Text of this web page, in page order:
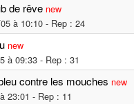
de rêve new
à 10:10 - Rep : 24
new
à 09:33 - Rep : 31
contre les mouches new
23:01 - Rep : 11